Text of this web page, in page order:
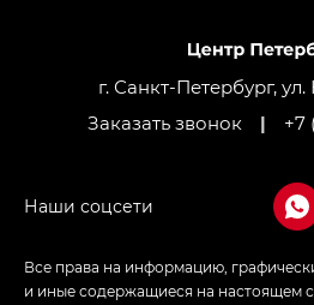
Джи Икс ПРЕМИУМ — GX
LOUNGE
Empow — Эмпау (Empow)
в спортивном стиле — GL
г. Санкт-Петербург,
Заказать звонок
| +7
Все права на информацию,
и иные содержащиеся на настоящем